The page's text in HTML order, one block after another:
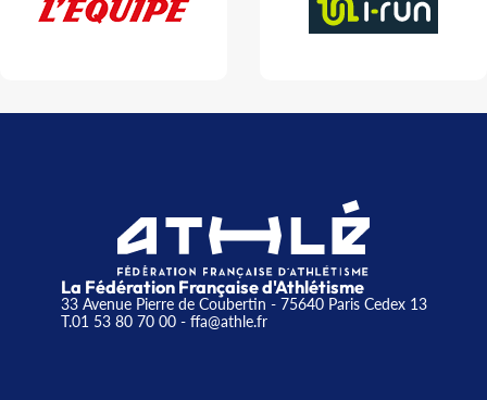
La Fédération Française d'Athlétisme
33 Avenue Pierre de Coubertin - 75640 Paris Cedex 13
T.01 53 80 70 00- ffa@athle.fr